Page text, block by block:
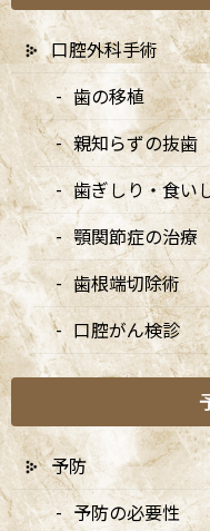
大切なお知らせ
矯正診療日
7/20は9:00
2026/07/03
7月・8月
2026/07/03
8月・9月
2026/04/13
口腔外科手術
歯の移植
親知らずの抜歯
歯ぎしり・食い
顎関節症の治療
歯根端切除術
口腔がん検診
予防
予防の必要性